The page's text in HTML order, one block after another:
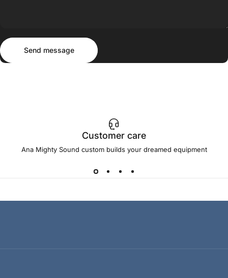
Send message
Send message
Customer care
Ana Mighty Sound custom builds your dreamed equipment